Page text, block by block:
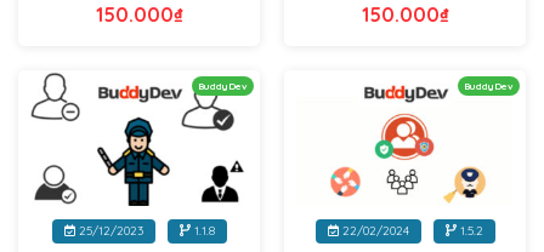
150.000₫ 150.000₫
BuddyDev
25/12/2023 1.1.8
BuddyDev
22/02/2024 1.5.2